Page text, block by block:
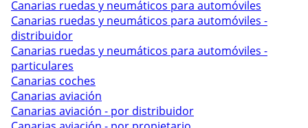
Canarias ruedas y neumáticos para automóviles
Canarias ruedas y neumáticos para automóviles -
distribuidor
Canarias ruedas y neumáticos para automóviles -
particulares
Canarias coches
Canarias aviación
Canarias aviación - por distribuidor